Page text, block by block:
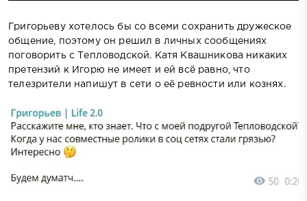
Григорьеву хотелось бы со всеми сохранить дружеское
общение, поэтому он решил в личных сообщениях
поговорить с Тепловодской. Катя Квашникова никаких
претензий к Игорю не имеет и ей всё равно, что
телезрители напишут в сети о её ревности или кознях.